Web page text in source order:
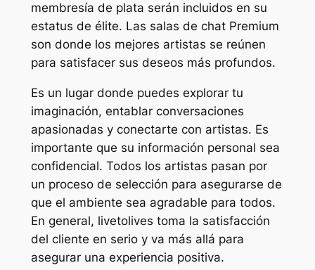
membresía de plata serán incluidos en su
estatus de élite. Las salas de chat Premium
son donde los mejores artistas se reúnen
para satisfacer sus deseos más profundos.
Es un lugar donde puedes explorar tu
imaginación, entablar conversaciones
apasionadas y conectarte con artistas. Es
importante que su información personal sea
confidencial. Todos los artistas pasan por
un proceso de selección para asegurarse de
que el ambiente sea agradable para todos.
En general, livetolives toma la satisfacción
del cliente en serio y va más allá para
asegurar una experiencia positiva.